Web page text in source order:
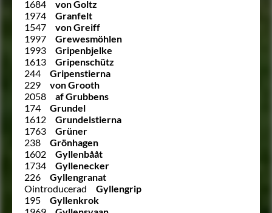
1684
von Goltz
1974
Granfelt
1547
von Greiff
1997
Grewesmöhlen
1993
Gripenbjelke
1613
Gripenschütz
244
Gripenstierna
229
von Grooth
2058
af Grubbens
174
Grundel
1612
Grundelstierna
1763
Grüner
238
Grönhagen
1602
Gyllenbååt
1734
Gyllenecker
226
Gyllengranat
Ointroducerad
Gyllengrip
195
Gyllenkrok